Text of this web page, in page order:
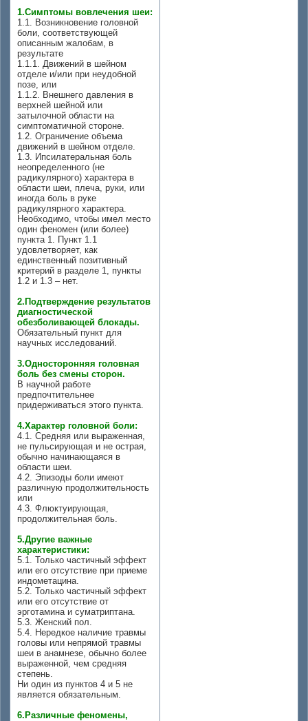
1.Симптомы вовлечения шеи:
1.1. Возникновение головной
боли, соответствующей
описанным жалобам, в
результате
1.1.1. Движений в шейном
отделе и/или при неудобной
позе, или
1.1.2. Внешнего давления в
верхней шейной или
затылочной области на
симптоматичной стороне.
1.2. Ограничение объема
движений в шейном отделе.
1.3. Ипсилатеральная боль
неопределенного (не
радикулярного) характера в
области шеи, плеча, руки, или
иногда боль в руке
радикулярного характера.
Необходимо, чтобы имел место
один феномен (или более)
пункта 1. Пункт 1.1
удовлетворяет, как
единственный позитивный
критерий в разделе 1, пункты
1.2 и 1.3 – нет.
2.Подтверждение результатов
диагностической
обезболивающей блокады.
Обязательный пункт для
научных исследований.
3.Односторонняя головная
боль без смены сторон.
В научной работе
предпочтительнее
придерживаться этого пункта.
4.Характер головной боли:
4.1. Средняя или выраженная,
не пульсирующая и не острая,
обычно начинающаяся в
области шеи.
4.2. Эпизоды боли имеют
различную продолжительность
или
4.3. Флюктуирующая,
продолжительная боль.
5.Другие важные
характеристики:
5.1. Только частичный эффект
или его отсутствие при приеме
индометацина.
5.2. Только частичный эффект
или его отсутствие от
эрготамина и суматриптана.
5.3. Женский пол.
5.4. Нередкое наличие травмы
головы или непрямой травмы
шеи в анамнезе, обычно более
выраженной, чем средняя
степень.
Ни один из пунктов 4 и 5 не
является обязательным.
6.Различные феномены,